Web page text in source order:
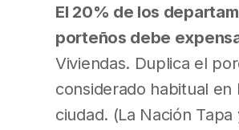
El 20% de los
porteños debe
Viviendas. Duplica el
considerado habitual en
ciudad. (La Nación Tapa